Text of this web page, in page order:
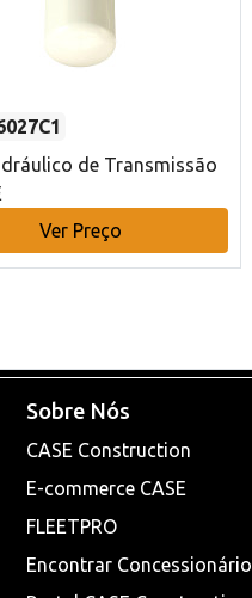
de Transmissão
Ver Preço
Sobre Nós
CASE Construction
E-commerce CASE
FLEETPRO
Encontrar Concessionário